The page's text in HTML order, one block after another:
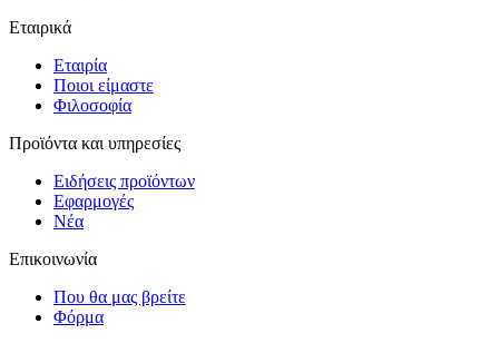
Εταιρικά
Εταιρία
Ποιοι είμαστε
Φιλοσοφία
Προϊόντα και υπηρεσίες
Ειδήσεις προϊόντων
Εφαρμογές
Νέα
Επικοινωνία
Που θα μας βρείτε
Φόρμα